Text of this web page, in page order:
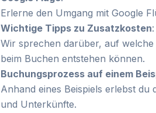
Erlerne den Umgang mit Google
Wichtige Tipps zu Zusatzkosten:
Wir sprechen darüber, auf
beim Buchen entstehen können.
Buchungsprozess auf einem
Anhand eines Beispiels erlebst du
und Unterkünfte.